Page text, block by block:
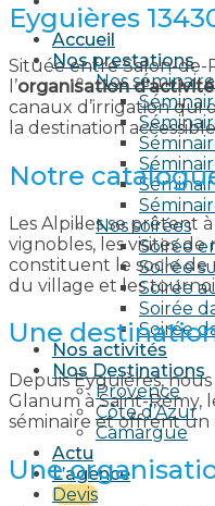
Accueil
Nos prestations
Nos
Nos soirées
Soirée
Soirée
Soirée
Soirée
Soirée
Nos activités
Nos Destinations
Provence
Côte d’Azur
Camargue
Actu
L’agence
Devis
Eyguières
Située entre Salon-
l’organisation
canaux d’irrigation qui
la destination
Notre
Les Alpilles se prêtent
vignobles, les visites
constituent le socle de
du village et les
Une
Depuis Eyguières,
Glanum à Saint-Rémy,
séminaire et offrent un
Une